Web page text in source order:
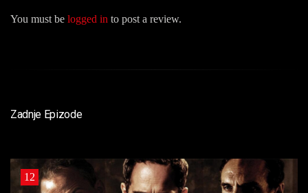
You must be logged in to post a review.
Zadnje Epizode
12